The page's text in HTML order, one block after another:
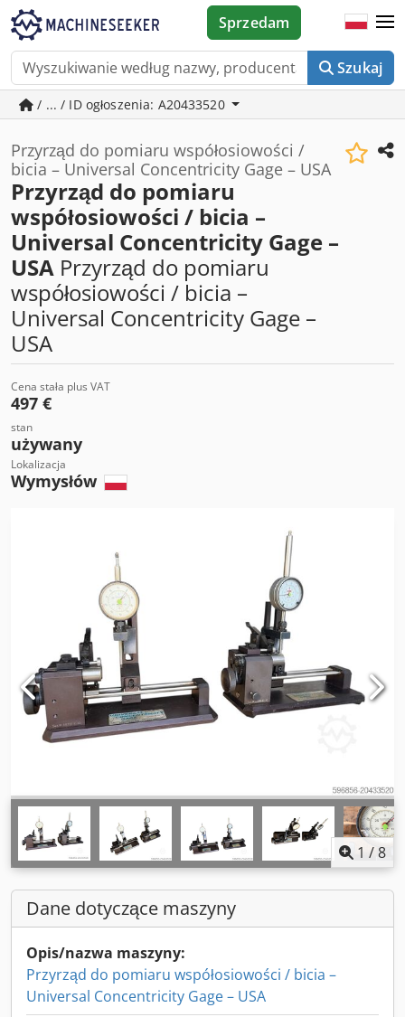
Szukaj
Sprzedam
/ ... / ID ogłoszenia: A20433520
Przyrząd do pomiaru współosiowości /
bicia – Universal Concentricity Gage – USA
Przyrząd do pomiaru
współosiowości / bicia –
Universal Concentricity Gage –
USA Przyrząd do pomiaru
współosiowości / bicia –
Universal Concentricity Gage –
USA
Cena stała plus VAT
497 €
stan
używany
Lokalizacja
Wymysłów
1 /8
Dane dotyczące maszyny
Opis/nazwa maszyny:
Przyrząd do pomiaru współosiowości / bicia –
Universal Concentricity Gage – USA